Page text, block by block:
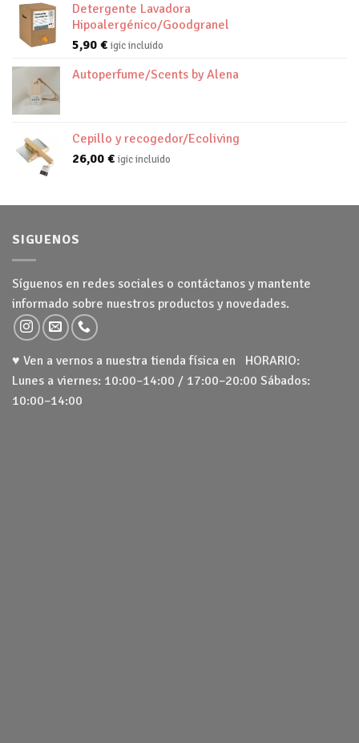
Detergente Lavadora
Hipoalergénico/Goodgranel
5,90 € igic incluido
Autoperfume/Scents by Alena
Cepillo y recogedor/Ecoliving
26,00 € igic incluido
SIGUENOS
Síguenos en redes sociales o contáctanos y mantente
informado sobre nuestros productos y novedades.
♥ Ven a vernos a nuestra tienda física en HORARIO:
Lunes a viernes: 10:00–14:00 / 17:00–20:00 Sábados:
10:00–14:00